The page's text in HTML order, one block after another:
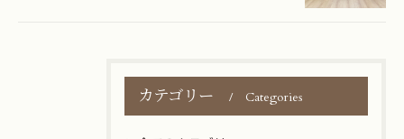
カテゴリー Categories